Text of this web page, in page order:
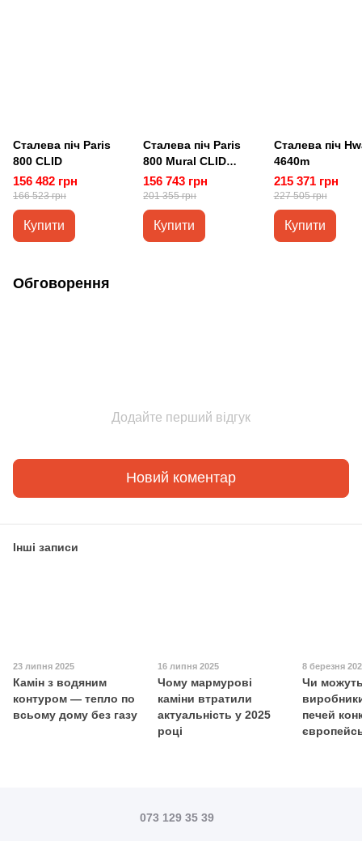
Сталева піч Paris
800 CLID
156 482 грн
166 523 грн
Купити
Сталева піч Paris
800 Mural CLID
підвісна з
тристороннім склом
156 743 грн
201 355 грн
Купити
Сталева піч
4640m
215 371 грн
227 505 грн
Купити
Обговорення
Додайте перший відгук
Новий коментар
Інші записи
23 липня 2025
Камін з водяним
контуром — тепло по
всьому дому без газу
16 липня 2025
Чому мармурові
каміни втратили
актуальність у 2025
році
8 березня
Чи можуть
печей
073 129 35 39